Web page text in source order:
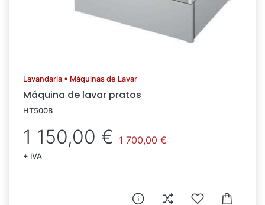
Lavandaria • Máquinas de Lavar
Máquina de lavar pratos
HT500B
1 150,00 € 1 700,00 €
+ IVA